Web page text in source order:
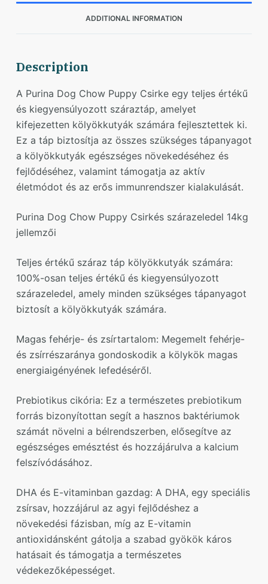
ADDITIONAL INFORMATION
Description
A Purina Dog Chow Puppy Csirke egy teljes értékű
és kiegyensúlyozott száraztáp, amelyet
kifejezetten kölyökkutyák számára fejlesztettek ki.
Ez a táp biztosítja az összes szükséges tápanyagot
a kölyökkutyák egészséges növekedéséhez és
fejlődéséhez, valamint támogatja az aktív
életmódot és az erős immunrendszer kialakulását.
Purina Dog Chow Puppy Csirkés szárazeledel 14kg
jellemzői
Teljes értékű száraz táp kölyökkutyák számára:
100%-osan teljes értékű és kiegyensúlyozott
szárazeledel, amely minden szükséges tápanyagot
biztosít a kölyökkutyák számára.
Magas fehérje- és zsírtartalom: Megemelt fehérje-
és zsírrészaránya gondoskodik a kölykök magas
energiaigényének lefedéséről.
Prebiotikus cikória: Ez a természetes prebiotikum
forrás bizonyítottan segít a hasznos baktériumok
számát növelni a bélrendszerben, elősegítve az
egészséges emésztést és hozzájárulva a kalcium
felszívódásához.
DHA és E-vitaminban gazdag: A DHA, egy speciális
zsírsav, hozzájárul az agyi fejlődéshez a
növekedési fázisban, míg az E-vitamin
antioxidánsként gátolja a szabad gyökök káros
hatásait és támogatja a természetes
védekezőképességet.